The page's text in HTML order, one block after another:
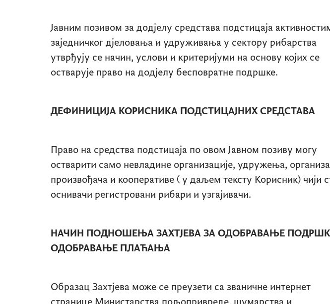
Јавним позивом за додјелу средстава подстицаја
заједничког дјеловања и удруживања у сектору рибарства
утврђују се начин, услови и критеријуми на основу којих се
остварује право на додјелу бесповратне подршке.
ДЕФИНИЦИЈА КОРИСНИКА ПОДСТИЦАЈНИХ СРЕДСТАВА
Право на средства подстицаја по овом Јавном позиву могу
остварити само невладине организације, удружења,
произвођача и кооперативе ( у даљем тексту Корисник) чији
оснивачи регистровани рибари и узгајивачи.
НАЧИН ПОДНОШЕЊА ЗАХТЈЕВА ЗА ОДОБРАВАЊЕ
ОДОБРАВАЊЕ ПЛАЋАЊА
Образац Захтјева може се преузети са званичне интернет